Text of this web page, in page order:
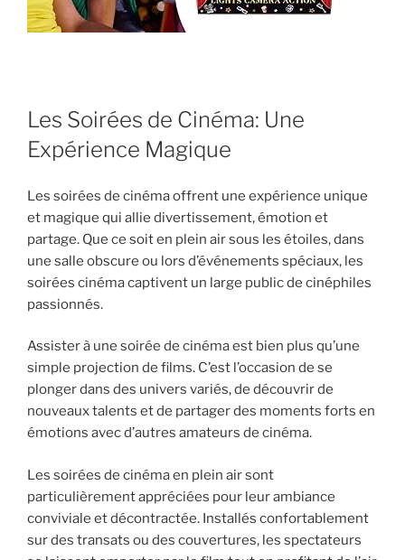
Les Soirées de Cinéma: Une
Expérience Magique
Les soirées de cinéma offrent une expérience unique
et magique qui allie divertissement, émotion et
partage. Que ce soit en plein air sous les étoiles, dans
une salle obscure ou lors d’événements spéciaux, les
soirées cinéma captivent un large public de cinéphiles
passionnés.
Assister à une soirée de cinéma est bien plus qu’une
simple projection de films. C’est l’occasion de se
plonger dans des univers variés, de découvrir de
nouveaux talents et de partager des moments forts en
émotions avec d’autres amateurs de cinéma.
Les soirées de cinéma en plein air sont
particulièrement appréciées pour leur ambiance
conviviale et décontractée. Installés confortablement
sur des transats ou des couvertures, les spectateurs